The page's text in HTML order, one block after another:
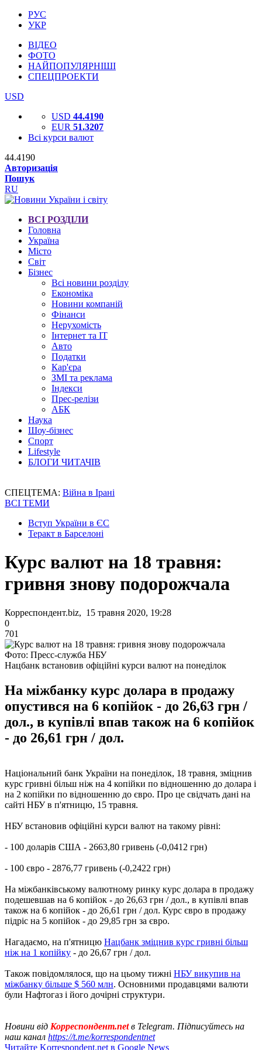
РУС
УКР
ВІДЕО
ФОТО
НАЙПОПУЛЯРНІШІ
СПЕЦПРОЕКТИ
USD
USD 44.4190
EUR 51.3207
Всі курси валют
44.4190
Авторизація
Пошук
RU
ВСІ РОЗДІЛИ
Головна
Україна
Місто
Світ
Бізнес
Всі новини розділу
Економіка
Новини компаній
Фінанси
Нерухомість
Інтернет та IT
Авто
Податки
Кар'єра
ЗМІ та реклама
Індекси
Прес-релізи
АБК
Наука
Шоу-бізнес
Спорт
Lifestyle
БЛОГИ ЧИТАЧІВ
СПЕЦТЕМА: Війна в Ірані
ВСІ ТЕМИ
Вступ України в ЄС
Теракт в Барселоні
Курс валют на 18 травня:
гривня знову подорожчала
Корреспондент.biz, 15 травня 2020, 19:28
0
701
Фото: Пресс-служба НБУ
Нацбанк встановив офіційні курси валют на понеділок
На міжбанку курс долара в продажу
опустився на 6 копійок - до 26,63 грн /
дол., в купівлі впав також на 6 копійок
- до 26,61 грн / дол.
Національний банк України на понеділок, 18 травня, зміцнив
курс гривні більш ніж на 4 копійки по відношенню до долара і
на 2 копійки по відношенню до євро. Про це свідчать дані на
сайті НБУ в п'ятницю, 15 травня.
НБУ встановив офіційні курси валют на такому рівні:
- 100 доларів США - 2663,80 гривень (-0,0412 грн)
- 100 євро - 2876,77 гривень (-0,2422 грн)
На міжбанківському валютному ринку курс долара в продажу
подешевшав на 6 копійок - до 26,63 грн / дол., в купівлі впав
також на 6 копійок - до 26,61 грн / дол. Курс євро в продажу
підріс на 5 копійок - до 29,85 грн за євро.
Нагадаємо, на п'ятницю Нацбанк зміцнив курс гривні більш
ніж на 1 копійку - до 26,67 грн / дол.
Також повідомлялося, що на цьому тижні НБУ викупив на
міжбанку більше $ 560 млн. Основними продавцями валюти
були Нафтогаз і його дочірні структури.
Новини від Корреспондент.netв Telegram. Підписуйтесь на
наш канал https://t.me/korrespondentnet
Читайте Korrespondent.net в Google News